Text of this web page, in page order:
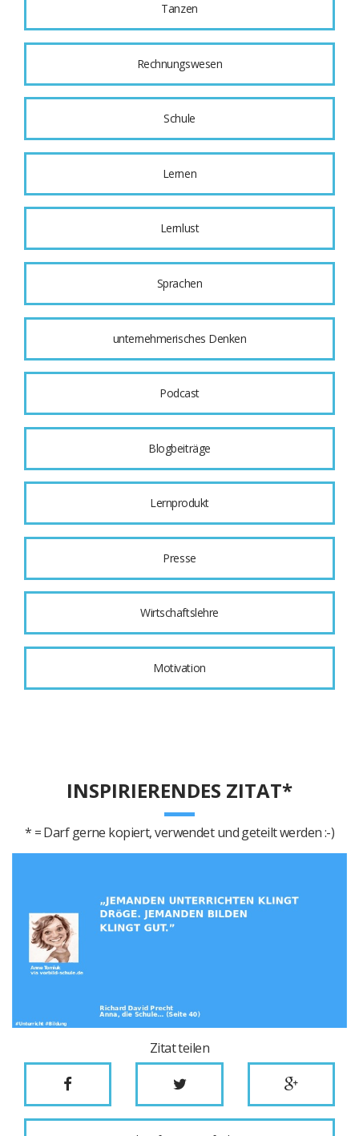
Tanzen
Rechnungswesen
Schule
Lernen
Lernlust
Sprachen
unternehmerisches Denken
Podcast
Blogbeiträge
Lernprodukt
Presse
Wirtschaftslehre
Motivation
INSPIRIERENDES ZITAT*
* = Darf gerne kopiert, verwendet und geteilt werden :-)
Zitat teilen